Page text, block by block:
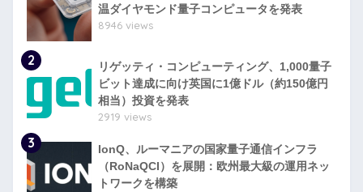
温ダイヤモンド量子コンピュータを発表
8946 views
2
リゲッティ・コンピューティング、1,000量子
ビット達成に向け英国に1億ドル（約150億円
相当）投資を発表
2919 views
3
IonQ、ルーマニアの国家量子通信インフラ
（RoNaQCI）を展開：欧州最大級の運用ネッ
トワークを構築